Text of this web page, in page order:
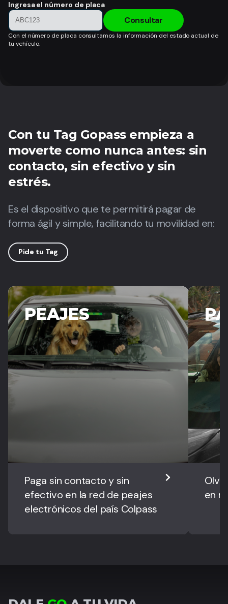
Ingresa el número de placa
Consultar
Con el número de placa consultamos la información del estado actual de
tu vehículo.
Con tu Tag Gopass empieza a
moverte como nunca antes: sin
contacto, sin efectivo y sin
estrés.
Pide tu Tag
Es el dispositivo que te permitirá pagar de
forma ágil y simple, facilitando tu movilidad en:
PEAJES
Paga sin contacto y sin
efectivo en la red de peajes
electrónicos del país Colpass
en